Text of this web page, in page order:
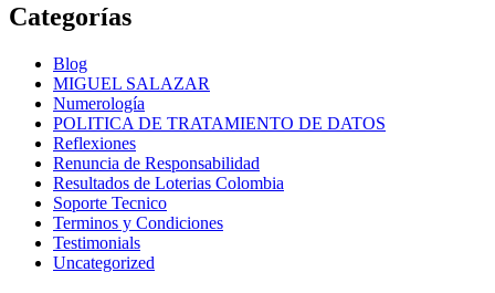
Categorías
Blog
MIGUEL SALAZAR
Numerología
POLITICA DE TRATAMIENTO DE DATOS
Reflexiones
Renuncia de Responsabilidad
Resultados de Loterias Colombia
Soporte Tecnico
Terminos y Condiciones
Testimonials
Uncategorized